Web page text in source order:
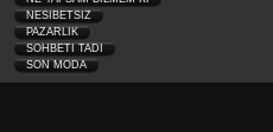
NESİBETSİZ
PAZARLIK
SOHBETİ TADI
SON MODA